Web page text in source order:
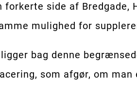
forkerte side af
mulighed for
bag denne
som afgør, om